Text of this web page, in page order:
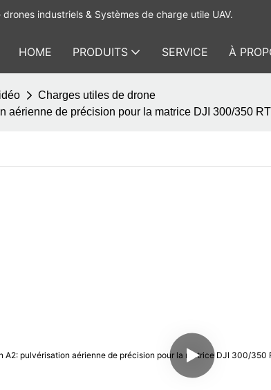
industriels & Systèmes de charge utile UAV.
HOME PRODUITS SERVICE À
Charges utiles de drone
aérienne de précision pour la matrice DJI 300/350